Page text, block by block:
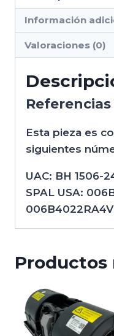
Información
Valoraciones (0)
Esta pieza es
siguientes
UAC: BH 1506-
SPAL USA:
Productos